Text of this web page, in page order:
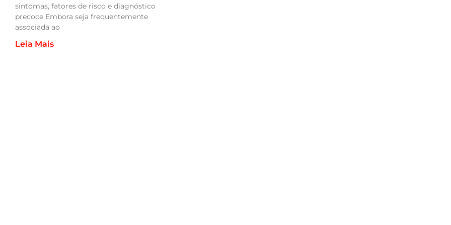
sintomas, fatores de risco e diagnóstico
precoce Embora seja frequentemente
associada ao
Leia Mais